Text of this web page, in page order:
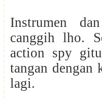
Instrumen
canggih lho.
action spy
tangan dengan
lagi.